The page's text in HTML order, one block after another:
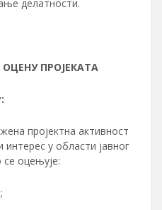
делатности.
ПРОЈЕКАТА
пројектна активност
у области јавног
оцењује: